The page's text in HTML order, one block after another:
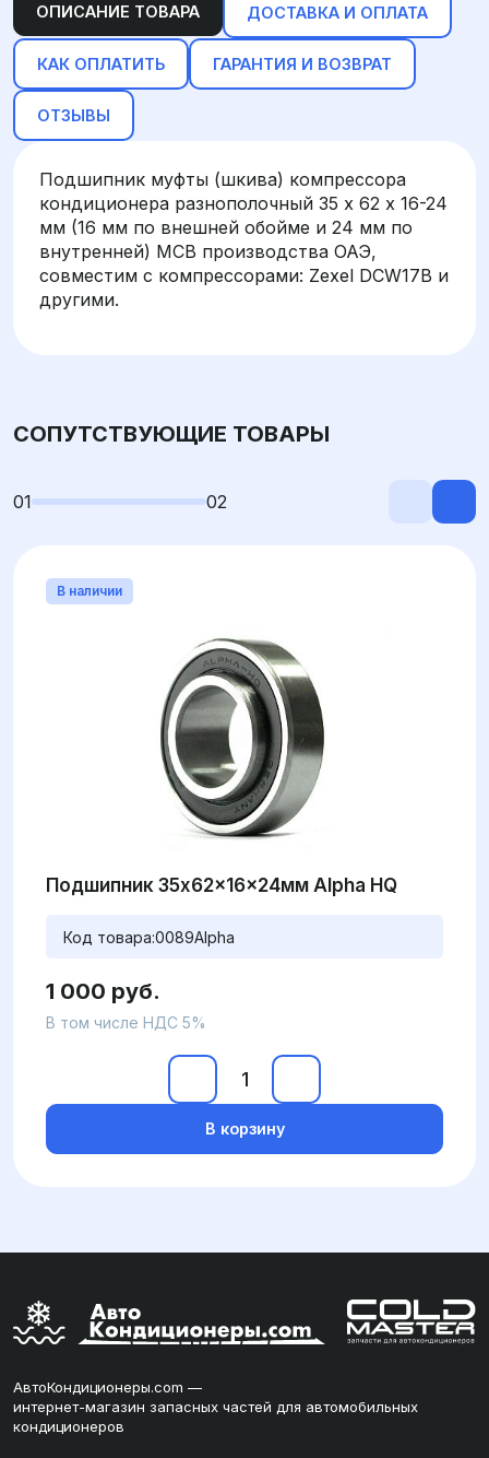
ОПИСАНИЕ ТОВАРА ДОСТАВКА И ОПЛАТА
КАК ОПЛАТИТЬ ГАРАНТИЯ И ВОЗВРАТ
ОТЗЫВЫ
Подшипник муфты (шкива) компрессора
кондиционера разнополочный 35 х 62 х 16-24
мм (16 мм по внешней обойме и 24 мм по
внутренней) MCB производства ОАЭ,
совместим с компрессорами: Zexel DCW17B и
другими.
СОПУТСТВУЮЩИЕ ТОВАРЫ
01 02
В наличии
Подшипник 35x62x16x24мм Alpha HQ
Код товара:0089Alpha
1 000 руб.
В том числе НДС 5%
В корзину
АвтоКондиционеры.com —
интернет-магазин запасных частей для автомобильных
кондиционеров